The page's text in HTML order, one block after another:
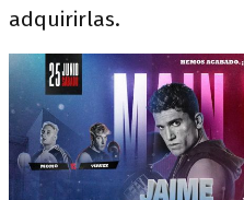
adquirirlas.